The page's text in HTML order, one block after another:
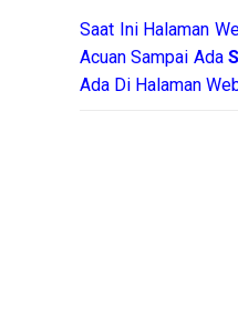
Saat Ini Halaman
Acuan Sampai Ada
Ada Di Halaman